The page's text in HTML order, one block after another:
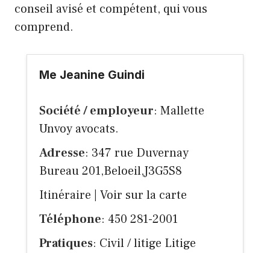
conseil avisé et compétent, qui vous
comprend.
Me Jeanine Guindi
Société / employeur: Mallette
Unvoy avocats.
Adresse: 347 rue Duvernay
Bureau 201,Beloeil,J3G5S8
Itinéraire
Voir sur la carte
Téléphone: 450 281-2001
Pratiques: Civil / litige Litige